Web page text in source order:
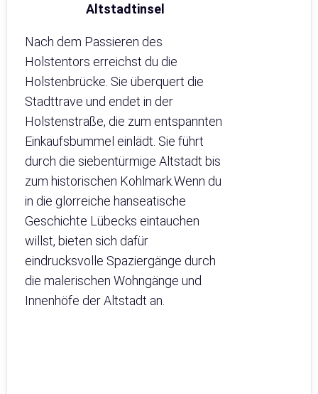
Altstadtinsel
Nach dem Passieren des
Holstentors erreichst du die
Holstenbrücke. Sie überquert die
Stadttrave und endet in der
Holstenstraße, die zum entspannten
Einkaufsbummel einlädt. Sie führt
durch die siebentürmige Altstadt bis
zum historischen Kohlmark.Wenn du
in die glorreiche hanseatische
Geschichte Lübecks eintauchen
willst, bieten sich dafür
eindrucksvolle Spaziergänge durch
die malerischen Wohngänge und
Innenhöfe der Altstadt an.